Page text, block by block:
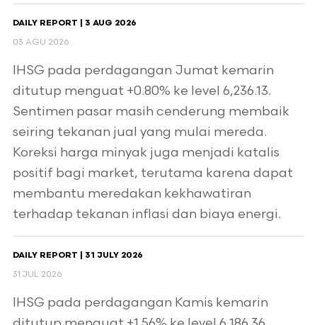
DAILY REPORT | 3 AUG 2026
03 AGU 2026
IHSG pada perdagangan Jumat kemarin
ditutup menguat +0.80% ke level 6,236.13.
Sentimen pasar masih cenderung membaik
seiring tekanan jual yang mulai mereda.
Koreksi harga minyak juga menjadi katalis
positif bagi market, terutama karena dapat
membantu meredakan kekhawatiran
terhadap tekanan inflasi dan biaya energi.
DAILY REPORT | 31 JULY 2026
31 JUL 2026
IHSG pada perdagangan Kamis kemarin